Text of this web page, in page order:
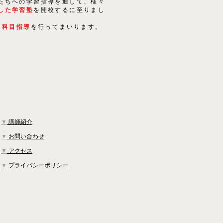
ちへの学習指導を通して、様々
た学習塾 を開校するに至りまし
目指導 を行ってまいります。
▼ 講師紹介
▼ お問い合わせ
▼ アクセス
▼ プライバシーポリシー